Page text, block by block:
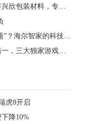
东莞雪梨纸印刷厂源头厂商：东莞市兴欣包装材料，专业拷贝纸印刷一站式定制
从"赚了多少钱”到"能解决多难的问题”？海尔智家的科技叙事
一加手机上半年销量增速稳居行业第一，三大独家游戏技术迎来全面升级
虎8开启
降10%